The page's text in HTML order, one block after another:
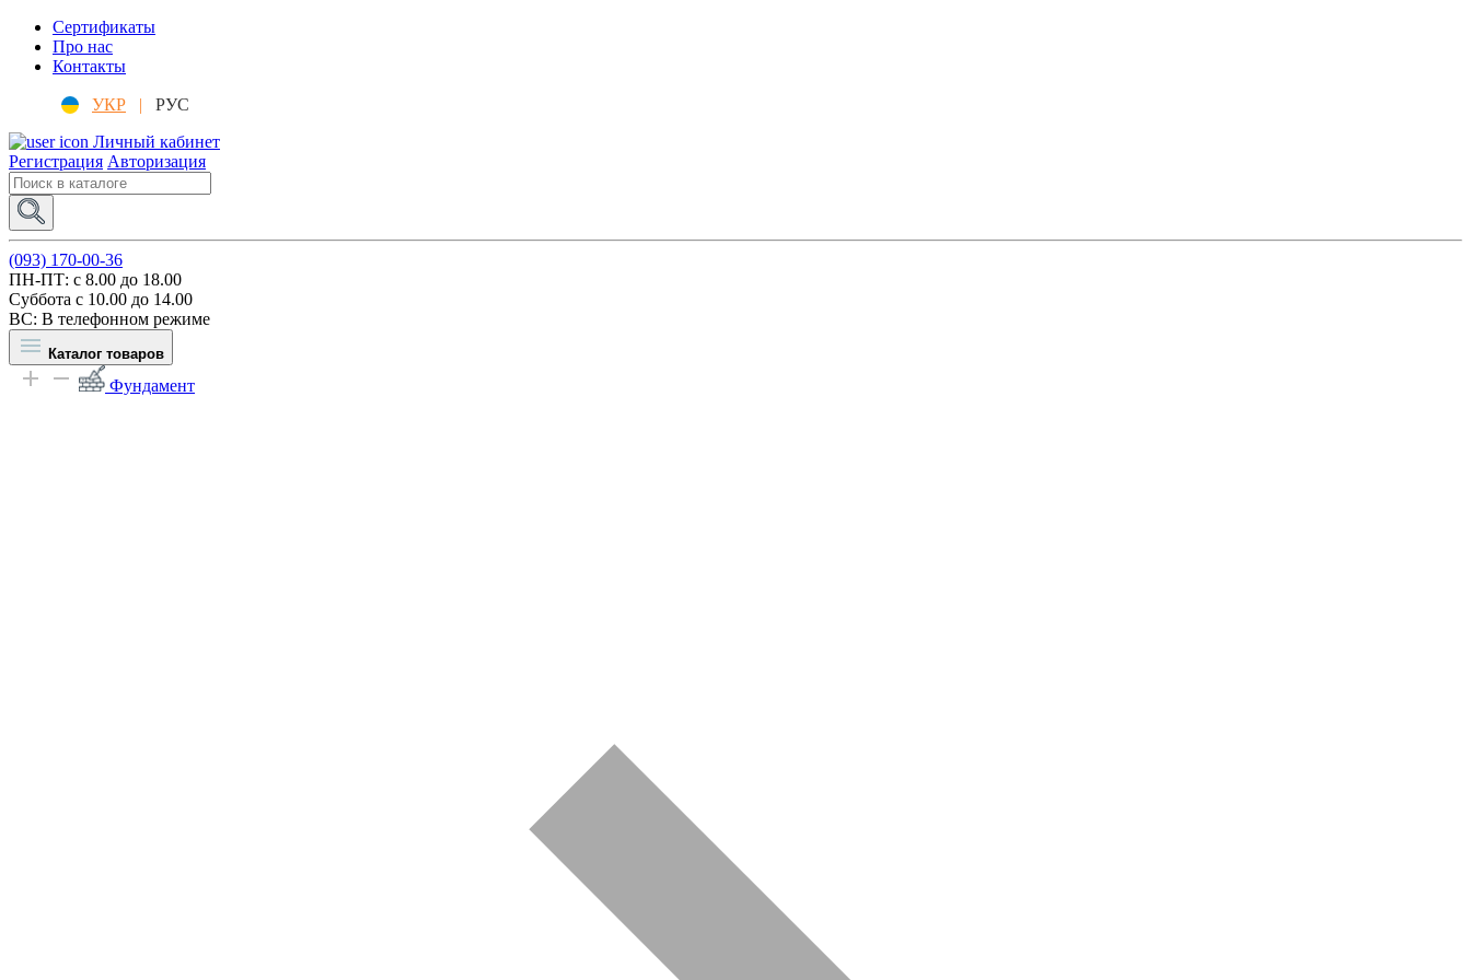
Сертификаты
Про нас
Контакты
УКР |
РУС
Личный кабинет
Регистрация Авторизация
(093) 170-00-36
ПН-ПТ: c 8.00 до 18.00
Суббота с 10.00 до 14.00
ВС: В телефонном режиме
Каталог товаров
Фундамент